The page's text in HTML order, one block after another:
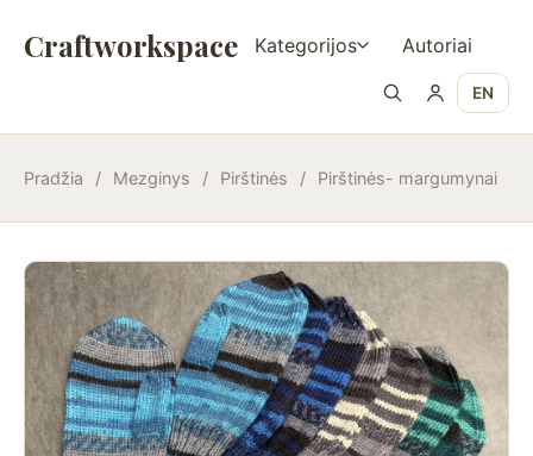
Craftworkspace Kategorijos Autoriai
EN
Pradžia / Mezginys / Pirštinės / Pirštinės- margumynai